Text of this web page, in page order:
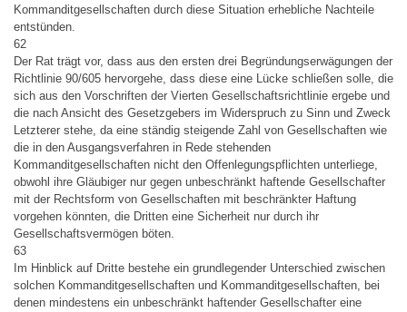
Kommanditgesellschaften durch diese Situation erhebliche Nachteile
entstünden.
62
Der Rat trägt vor, dass aus den ersten drei Begründungserwägungen der
Richtlinie 90/605 hervorgehe, dass diese eine Lücke schließen solle, die
sich aus den Vorschriften der Vierten Gesellschaftsrichtlinie ergebe und
die nach Ansicht des Gesetzgebers im Widerspruch zu Sinn und Zweck
Letzterer stehe, da eine ständig steigende Zahl von Gesellschaften wie
die in den Ausgangsverfahren in Rede stehenden
Kommanditgesellschaften nicht den Offenlegungspflichten unterliege,
obwohl ihre Gläubiger nur gegen unbeschränkt haftende Gesellschafter
mit der Rechtsform von Gesellschaften mit beschränkter Haftung
vorgehen könnten, die Dritten eine Sicherheit nur durch ihr
Gesellschaftsvermögen böten.
63
Im Hinblick auf Dritte bestehe ein grundlegender Unterschied zwischen
solchen Kommanditgesellschaften und Kommanditgesellschaften, bei
denen mindestens ein unbeschränkt haftender Gesellschafter eine